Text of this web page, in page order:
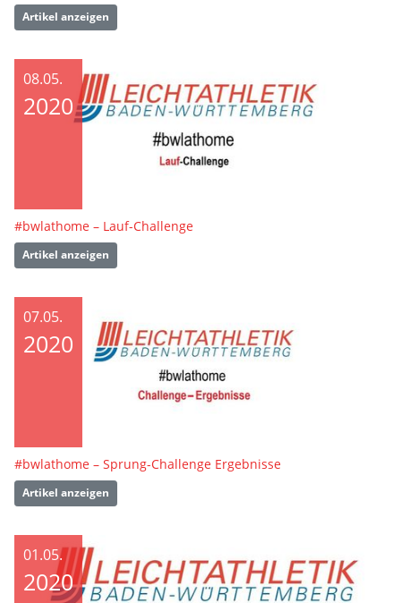
Artikel anzeigen
08.05.
2020
#bwlathome – Lauf-Challenge
Artikel anzeigen
07.05.
2020
#bwlathome – Sprung-Challenge Ergebnisse
Artikel anzeigen
01.05.
2020